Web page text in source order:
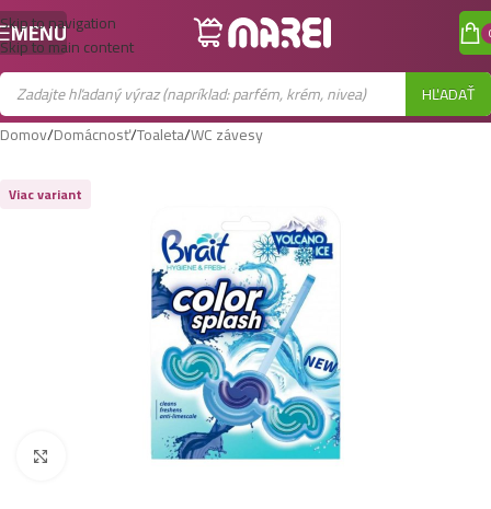
Skip to navigation
Skip to main content
MENU
HĽADAŤ
Domov/Domácnosť/Toaleta/WC závesy
Viac variant
Zobraziť väčší obrázok